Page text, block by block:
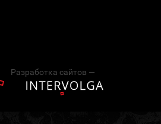
Разработка сайтов —